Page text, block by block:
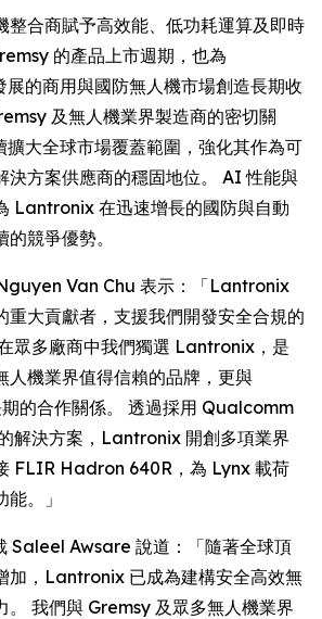
整合商賦予高效能、低功耗運算及即時
的產品上市週期，也為
的商用與國防無人機市場創造長期收
及無人機業界製造商的密切關
大全球市場覆蓋範圍，強化其作為可
決方案供應商的穩固地位。 AI 性能與
Lantronix 在迅速增長的國防與自動
競爭優勢。
Van Chu 表示：「Lantronix
重大貢獻者，支援我們開發安全合規的
眾多廠商中我們獨選 Lantronix，是
人機業界值得信賴的品牌，更與
的合作關係。 透過採用 Qualcomm
解決方案，Lantronix 開創多項業界
FLIR Hadron 640R，為 Lynx 載荷
。」
Saleel Awsare 說道：「隨著全球頂
加，Lantronix 已成為建構安全高效無
。 我們與 Gremsy 及眾多無人機業界